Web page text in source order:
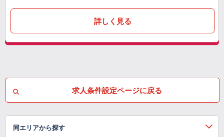
詳しく見る
求人条件設定ページに戻る
同エリアから探す